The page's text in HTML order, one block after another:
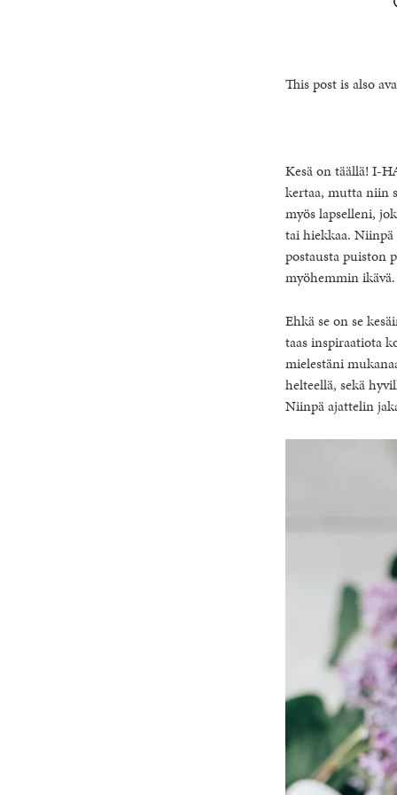
This post is also
Kesä on täällä! I-
kertaa, mutta niin
myös lapselleni,
tai hiekkaa.
postausta puiston
myöhemmin ikävä.
Ehkä se on se
taas inspiraatiota
mielestäni
helteellä, sekä
Niinpä ajattelin